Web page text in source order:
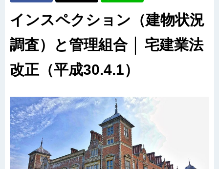
インスペクション（建物状況
調査）と管理組合 │ 宅建業法
改正（平成30.4.1）